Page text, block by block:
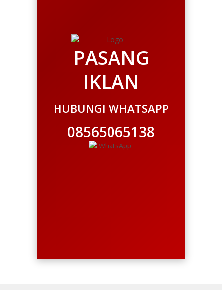
PASANG
IKLAN
HUBUNGI WHATSAPP
08565065138